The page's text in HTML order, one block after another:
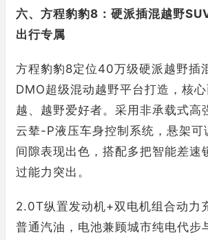
六、方程豹豹8：硬派插混越野
出行专属
方程豹豹8定位40万级硬派越野插
DMO超级混动越野平台打造，核
越、越野爱好者。采用非承载式高
云辇-P液压车身控制系统，悬架可
间隙表现出色，搭配多把智能差速
过能力突出。
2.0T纵置发动机+双电机组合动力
普通汽油，电池兼顾城市纯电代步